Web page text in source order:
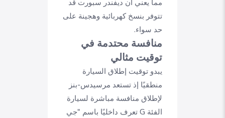
مما يعني أن ديفندر سبورت قد
تتوفر بنسخ كهربائية وهجينة على
حد سواء.
منافسة محتدمة في
توقيت مثالي
يبدو توقيت إطلاق السيارة
منطقيًا إذ تستعد مرسيدس-بنز
لإطلاق منافسة مباشرة لسيارة
الفئة G تعرف داخليًا باسم "جي